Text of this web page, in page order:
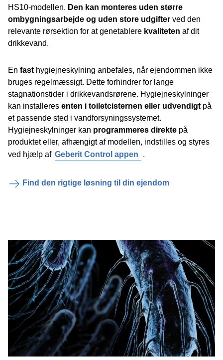
HS10-modellen. Den kan monteres uden større
ombygningsarbejde og uden store udgifter ved den
relevante rørsektion for at genetablere kvaliteten af dit
drikkevand.
En fast hygiejneskylning anbefales, når ejendommen ikke
bruges regelmæssigt. Dette forhindrer for lange
stagnationstider i drikkevandsrørene. Hygiejneskylninger
kan installeres enten i toiletcisternen eller udvendigt på
et passende sted i vandforsyningssystemet.
Hygiejneskylninger kan programmeres direkte på
produktet eller, afhængigt af modellen, indstilles og styres
ved hjælp af Geberit Control appen .
Find den rigtige løsning til din ejendom